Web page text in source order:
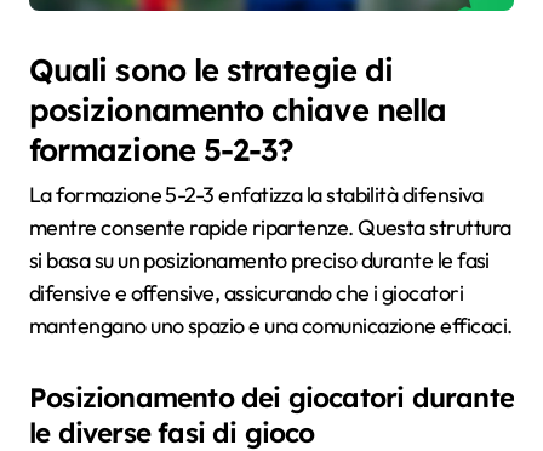
Quali sono le strategie di
posizionamento chiave nella
formazione 5-2-3?
La formazione 5-2-3 enfatizza la stabilità difensiva
mentre consente rapide ripartenze. Questa struttura
si basa su un posizionamento preciso durante le fasi
difensive e offensive, assicurando che i giocatori
mantengano uno spazio e una comunicazione efficaci.
Posizionamento dei giocatori durante
le diverse fasi di gioco